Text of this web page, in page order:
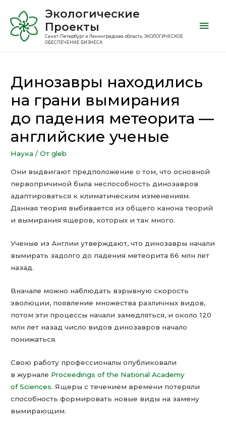
Экологические
Проекты
Санкт-Петербург и Ленинградская область. ЭКОЛОГИЧЕСКОЕ
ОБЕСПЕЧЕНИЕ БИЗНЕСА
Динозавры находились
на грани вымирания
до падения метеорита —
английские ученые
Наука / От gleb
Они выдвигают предположение о том, что основной
первопричиной была неспособность динозавров
адаптироваться к климатическим изменениям.
Данная теория выбивается из общего канона теорий
и вымирания ящеров, которых и так много.
Ученые из Англии утверждают, что динозавры начали
вымирать задолго до падения метеорита 66 млн лет
назад.
Вначале можно наблюдать взрывную скорость
эволюции, появление множества различных видов,
потом эти процессы начали замедляться, и около 120
млн лет назад число видов динозавров начало
понижаться.
Свою работу профессионалы опубликовали
в журнале Proceedings of the National Academy
of Sciences. Ящеры с течением времени потеряли
способность формировать новые виды на замену
вымирающим.